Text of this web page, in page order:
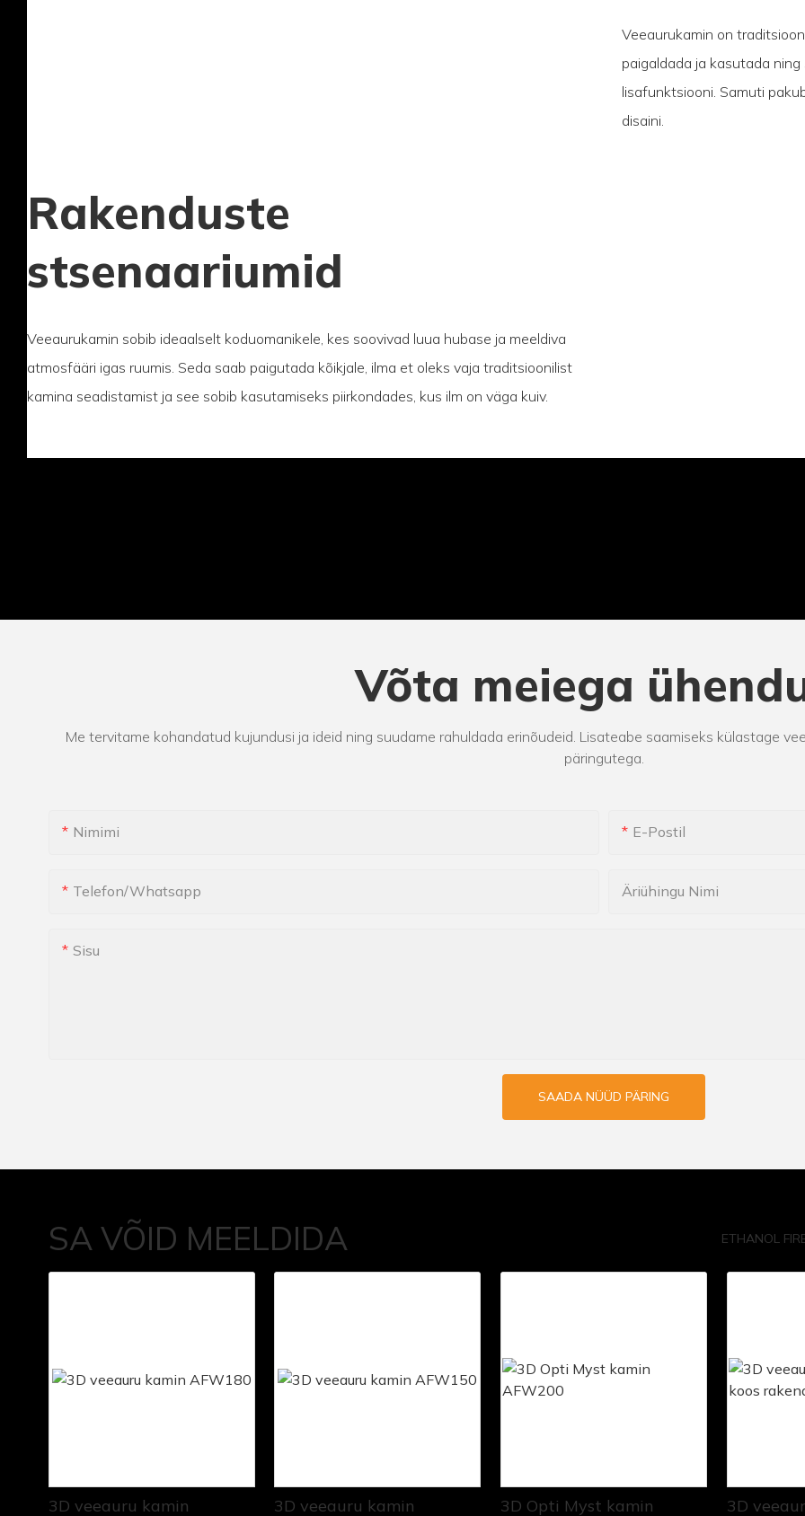
Veeaurukamin on
paigaldada ja kasutada
lisafunktsiooni. Samuti
disaini.
Rakenduste
stsenaariumid
Veeaurukamin sobib ideaalselt koduomanikele, kes soovivad luua hubase ja meeldiva
atmosfääri igas ruumis. Seda saab paigutada kõikjale, ilma et oleks vaja traditsioonilist
kamina seadistamist ja see sobib kasutamiseks piirkondades, kus ilm on väga kuiv.
Võta meiega
Me tervitame kohandatud kujundusi ja ideid ning suudame rahuldada erinõudeid. Lisateabe saamiseks külastage
päringutega.
Nimimi E-Postil
Telefon/whatsapp Äriühingu Nimi
Sisu
SAADA NÜÜD PÄRING
SA VÕID MEELDIDA ETHANOL
3D veeauru kamin 3D veeauru kamin 3D Opti Myst kamin 3D